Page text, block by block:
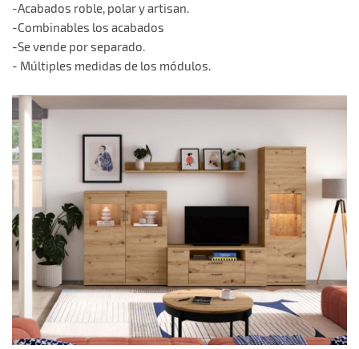
-Acabados roble, polar y artisan.
-Combinables los acabados
-Se vende por separado.
- Múltiples medidas de los módulos.